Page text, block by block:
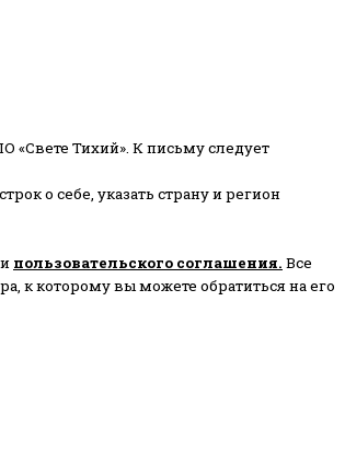
«Свете Тихий». К письму следует
о себе, указать страну и регион
пользовательского соглашения. Все
к которому вы можете обратиться на его